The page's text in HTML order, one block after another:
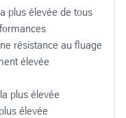
plus élevée de tous
résistance au fluage
élevée
plus élevée
élevée